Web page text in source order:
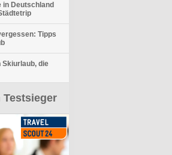
in Deutschland
Tipps
Skiurlaub, die
Testsieger